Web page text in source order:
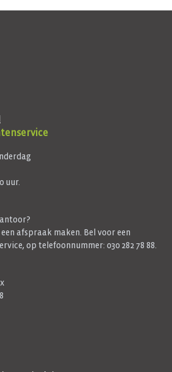
uur.
afspraak maken. Bel voor een
op telefoonnummer: 030 282 78 88.